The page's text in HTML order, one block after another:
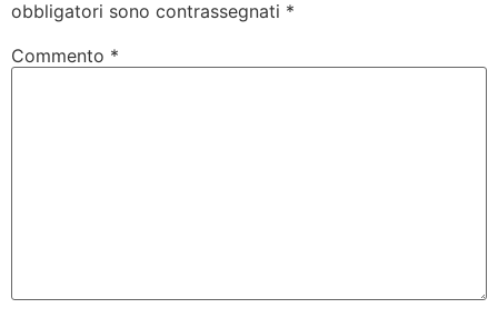
obbligatori sono contrassegnati *
Commento *